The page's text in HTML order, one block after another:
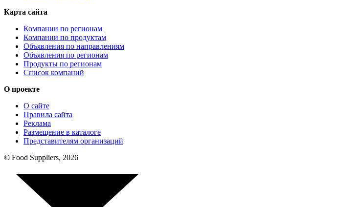
Карта сайта
Компании по регионам
Компании по продуктам
Объявления по направлениям
Объявления по регионам
Продукты по регионам
Список компаний
О проекте
О сайте
Правила сайта
Реклама
Размещение в каталоге
Представителям организаций
© Food Suppliers, 2026